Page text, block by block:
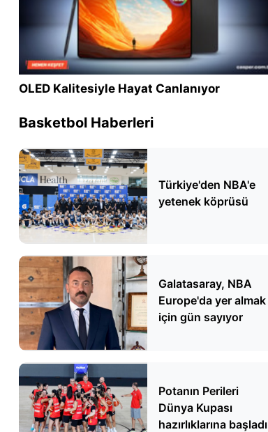
OLED Kalitesiyle Hayat Canlanıyor
Basketbol Haberleri
Türkiye'den NBA'e
yetenek köprüsü
Galatasaray, NBA
Europe'da yer almak
için gün sayıyor
Potanın Perileri
Dünya Kupası
hazırlıklarına başladı